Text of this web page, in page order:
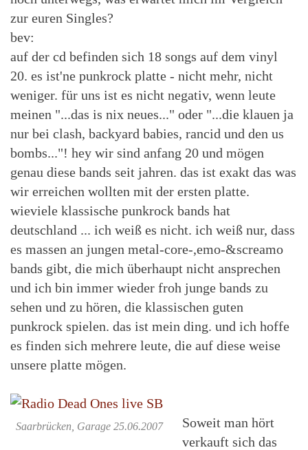
zur euren Singles?
bev:
auf der cd befinden sich 18 songs auf dem vinyl
20. es ist'ne punkrock platte - nicht mehr, nicht
weniger. für uns ist es nicht negativ, wenn leute
meinen "...das is nix neues..." oder "...die klauen ja
nur bei clash, backyard babies, rancid und den us
bombs..."! hey wir sind anfang 20 und mögen
genau diese bands seit jahren. das ist exakt das was
wir erreichen wollten mit der ersten platte.
wieviele klassische punkrock bands hat
deutschland ... ich weiß es nicht. ich weiß nur, dass
es massen an jungen metal-core-,emo-&screamo
bands gibt, die mich überhaupt nicht ansprechen
und ich bin immer wieder froh junge bands zu
sehen und zu hören, die klassischen guten
punkrock spielen. das ist mein ding. und ich hoffe
es finden sich mehrere leute, die auf diese weise
unsere platte mögen.
Saarbrücken, Garage 25.06.2007
Soweit man hört
verkauft sich das